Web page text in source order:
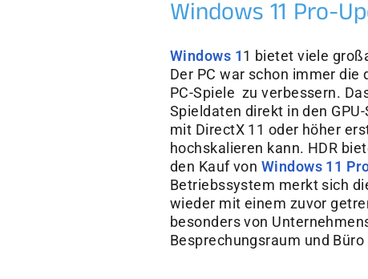
Windows 11 Pro-
Windows 11 bietet viele
Der PC war schon immer
PC-Spiele zu verbessern.
Spieldaten direkt in den
mit DirectX 11 oder höher
hochskalieren kann. HDR
den Kauf von Windows 11
Betriebssystem merkt sich
wieder mit einem zuvor
besonders von
Besprechungsraum und